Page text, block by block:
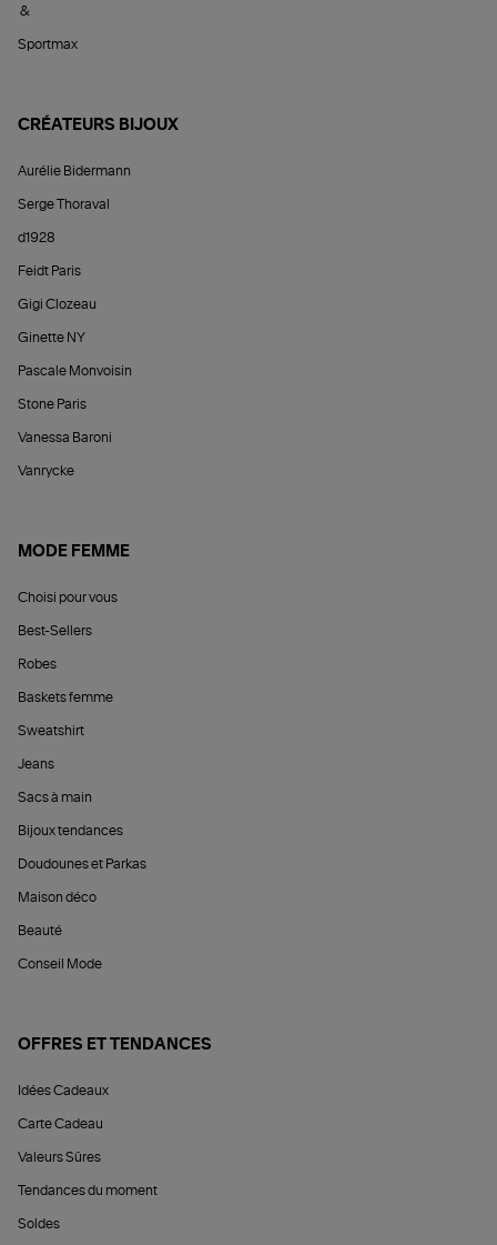
&
Sportmax
CRÉATEURS BIJOUX
Aurélie Bidermann
Serge Thoraval
d1928
Feidt Paris
Gigi Clozeau
Ginette NY
Pascale Monvoisin
Stone Paris
Vanessa Baroni
Vanrycke
MODE FEMME
Choisi pour vous
Best-Sellers
Robes
Baskets femme
Sweatshirt
Jeans
Sacs à main
Bijoux tendances
Doudounes et Parkas
Maison déco
Beauté
Conseil Mode
OFFRES ET TENDANCES
Idées Cadeaux
Carte Cadeau
Valeurs Sûres
Tendances du moment
Soldes